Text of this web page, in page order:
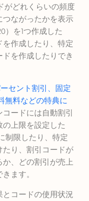
がどれくらいの頻度
ながったかを表示
）を1つ作成した
作成したり、特定
を作成したりでき
セント割引、固定
無料などの特典に
コードには自動割引
上限を設定した
制限したり、特定
り、割引コードが
、どの割引が売上
ます。
コードの使用状況